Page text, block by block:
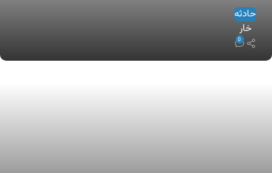
حادثه
خار
0